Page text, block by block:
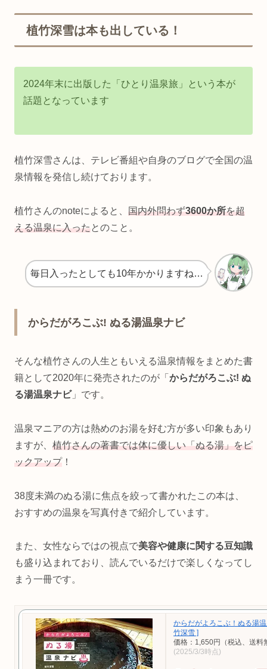
植竹深雪は本も出している！
2024年末に出版した「ひとり温泉旅」という本が
話題となっています
植竹深雪さんは、テレビ番組や自身のブログで全国の温
泉情報を発信し続けております。
植竹さんのnoteによると、 国内外問わず3600か所を超
える温泉に入ったとのこと。
毎日入ったとしても10年かかりますね…
からだがろこぶ! ぬる湯温泉ナビ
そんな植竹さんの人生ともいえる温泉情報をまとめた書
籍として2020年に発売されたのが「 からだがろこぶ! ぬ
る湯温泉ナビ」です。
温泉マニアの方は熱めのお湯を好む方が多い印象もあり
ますが、 植竹さんの著書では体に優しい「ぬる湯」をピ
ックアップ！
38度未満のぬる湯に焦点を絞って書かれたこの本は、
おすすめの温泉を写真付きで紹介しています。
また、女性ならではの視点で美容や健康に関する豆知識
も盛り込まれており、読んでいるだけで楽しくなってし
まう一冊です。
からだがよろこぶ！ぬる湯
竹深雪 ]
価格：1,650円（税込、送料
(2025/3/3時点)